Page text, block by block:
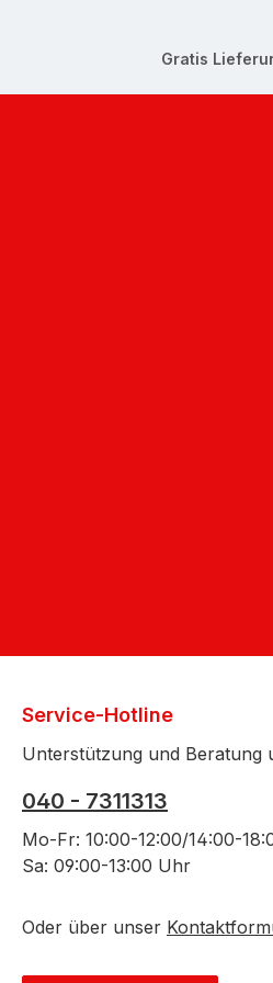
über die gleichen
am besten zu deinem persönlichen Stil passt. Vielseitig einsetzbar für Sport
VICTOR x Dragon Ball
Gratis
Service-Hotline
Unterstützung und Beratung
040 - 7311313
Mo-Fr: 10:00-12:00/14:00-
Sa: 09:00-13:00 Uhr
Oder über unser